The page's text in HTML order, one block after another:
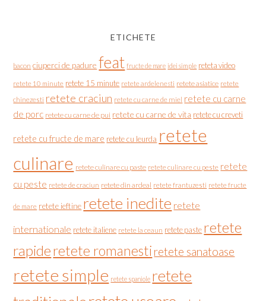
ETICHETE
bacon ciuperci de padure feat fructe de mare idei simple reteta video
retete 10 minute retete 15 minute retete ardelenesti retete asiatice retete
chinezesti retete craciun retete cu carne de miel retete cu carne
de porc retete cu carne de pui retete cu carne de vita retete cu creveti
retete cu fructe de mare retete cu leurda retete
culinare retete culinare cu paste retete culinare cu peste retete
cu peste retete de craciun retete din ardeal retete frantuzesti retete fructe
de mare retete ieftine retete inedite retete
internationale retete italiene retete la ceaun retete paste retete
rapideretete romanesti retete sanatoase
retete simple retete spaniole retete